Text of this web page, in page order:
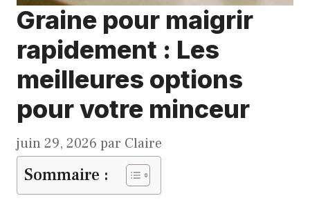
Graine pour maigrir
rapidement : Les
meilleures options
pour votre minceur
juin 29, 2026 par Claire
Sommaire :